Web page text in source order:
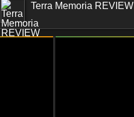
Terra Memoria REVIEW